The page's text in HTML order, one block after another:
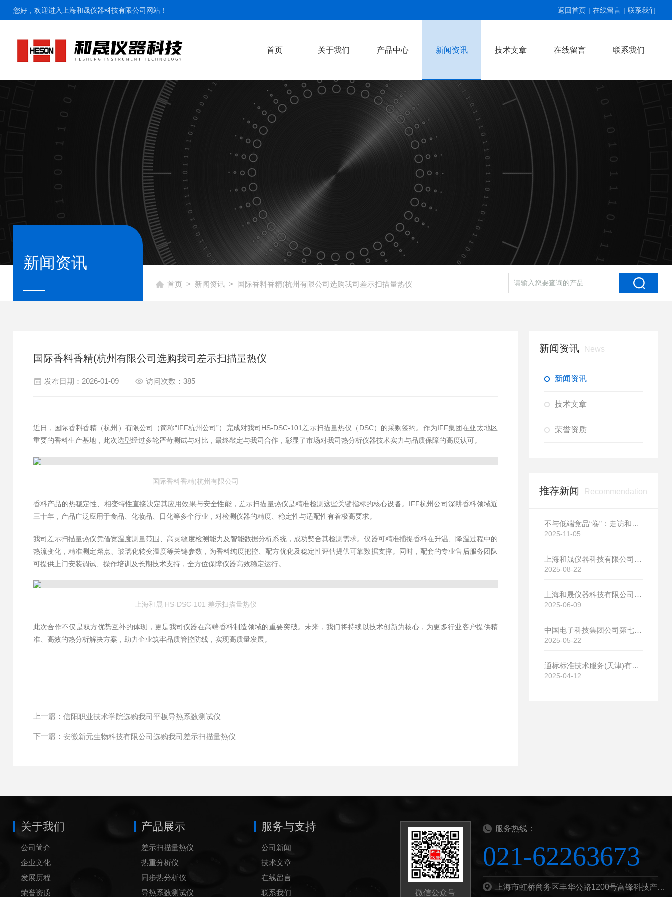
您好，欢迎进入上海和晟仪器科技有限公司网站！ 返回首页 | 在线留言 | 联系我们
首页 关于我们 产品中心 新闻资讯 技术文章 在线留言 联系我们
新闻资讯
首页 > 新闻资讯> 国际香料香精(杭州有限公司选购我司差示扫描量热仪
国际香料香精(杭州有限公司选购我司差示扫描量热仪
发布日期：2026-01-09 访问次数：385
近日，国际香料香精（杭州）有限公司（简称“IFF杭州公司”）完成对我司HS-DSC-101差示扫描量热仪（DSC）的采购签约。作为IFF集团在亚太地区
重要的香料生产基地，此次选型经过多轮严苛测试与对比，最终敲定与我司合作，彰显了市场对我司热分析仪器技术实力与品质保障的高度认可。
国际香料香精(杭州有限公司
香料产品的热稳定性、相变特性直接决定其应用效果与安全性能，差示扫描量热仪是精准检测这些关键指标的核心设备。IFF杭州公司深耕香料领域近
三十年，产品广泛应用于食品、化妆品、日化等多个行业，对检测仪器的精度、稳定性与适配性有着极高要求。
我司差示扫描量热仪凭借宽温度测量范围、高灵敏度检测能力及智能数据分析系统，成功契合其检测需求。仪器可精准捕捉香料在升温、降温过程中的
热流变化，精准测定熔点、玻璃化转变温度等关键参数，为香料纯度把控、配方优化及稳定性评估提供可靠数据支撑。同时，配套的专业售后服务团队
可提供上门安装调试、操作培训及长期技术支持，全方位保障仪器高效稳定运行。
上海和晟 HS-DSC-101 差示扫描量热仪
此次合作不仅是双方优势互补的体现，更是我司仪器在高端香料制造领域的重要突破。未来，我们将持续以技术创新为核心，为更多行业客户提供精
准、高效的热分析解决方案，助力企业筑牢品质管控防线，实现高质量发展。
上一篇： 信阳职业技术学院选购我司平板导热系数测试仪
下一篇： 安徽新元生物科技有限公司选购我司差示扫描量热仪
新闻资讯 News
新闻资讯
技术文章
荣誉资质
推荐新闻 Recommendation
不与低端竞品“卷”：走访和晟科技，探寻国产热分析如何行稳致远
2025-11-05
上海和晟仪器科技有限公司新厂开工大吉
2025-08-22
上海和晟仪器科技有限公司新厂开工大吉
2025-06-09
中国电子科技集团公司第七研究所选购我司差示扫描量热仪
2025-05-22
通标标准技术服务(天津)有限公司选购我司HS-DR-5导热系数测试仪
2025-04-12
关于我们
公司简介
企业文化
发展历程
荣誉资质
产品展示
差示扫描量热仪
热重分析仪
同步热分析仪
导热系数测试仪
服务与支持
公司新闻
技术文章
在线留言
联系我们
微信公众号
服务热线：
021-62263673
上海市虹桥商务区丰华公路1200号富锋科技产业园B栋201b